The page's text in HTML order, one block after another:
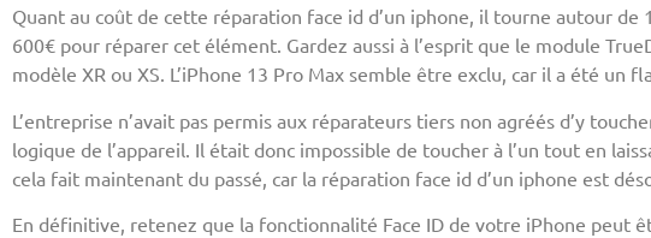
Quant au coût de cette réparation face id d’un iphone, il tourne autour
600€ pour réparer cet élément. Gardez aussi à l’esprit que le module
modèle XR ou XS. L’iPhone 13 Pro Max semble être exclu, car il a été un
L’entreprise n’avait pas permis aux réparateurs tiers non agréés d’y
logique de l’appareil. Il était donc impossible de toucher à l’un tout en
cela fait maintenant du passé, car la réparation face id d’un iphone est
En définitive, retenez que la fonctionnalité Face ID de votre iPhone peut